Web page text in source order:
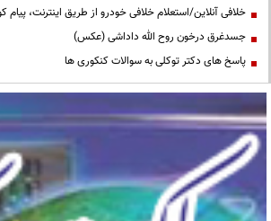
خلافی آنلاین/استعلام خلافی خودرو از طریق اینترنت، پیام
جسدغرق درخون روح الله داداشی (عکس)
پاسخ های دکتر توکلی به سوالات کنکوری ها